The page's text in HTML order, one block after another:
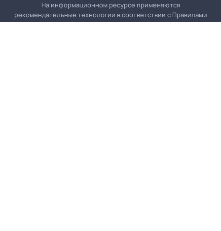
На информационном ресурсе применяются
рекомендательные технологии в соответствии с Правилами